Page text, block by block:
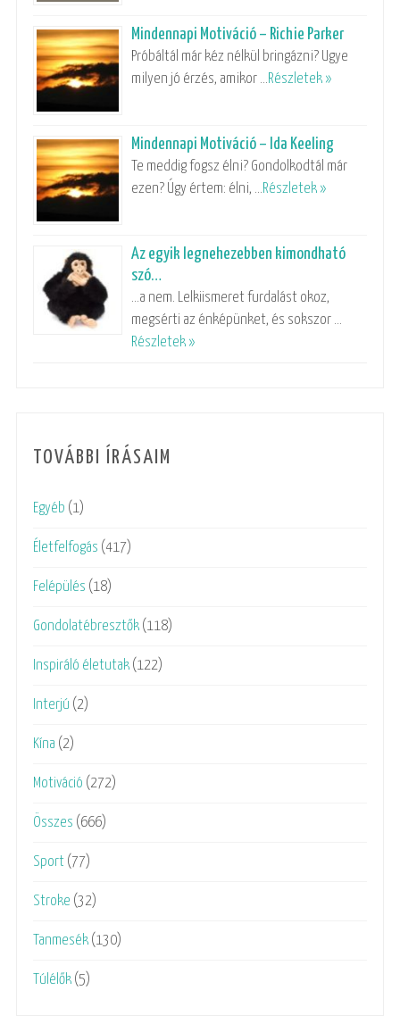
Mindennapi Motiváció – Richie Parker
Próbáltál már kéz nélkül bringázni? Ugye
milyen jó érzés, amikor …Részletek »
Mindennapi Motiváció – Ida Keeling
Te meddig fogsz élni? Gondolkodtál már
ezen? Úgy értem: élni, …Részletek »
Az egyik legnehezebben kimondható
szó…
…a nem. Lelkiismeret furdalást okoz,
megsérti az énképünket, és sokszor …
Részletek »
TOVÁBBI ÍRÁSAIM
Egyéb (1)
Életfelfogás (417)
Felépülés (18)
Gondolatébresztők (118)
Inspiráló életutak (122)
Interjú (2)
Kína (2)
Motiváció (272)
Összes (666)
Sport (77)
Stroke (32)
Tanmesék (130)
Túlélők (5)